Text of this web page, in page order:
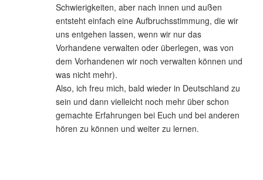
Schwierigkeiten, aber nach innen und außen
entsteht einfach eine Aufbruchsstimmung, die wir
uns entgehen lassen, wenn wir nur das
Vorhandene verwalten oder überlegen, was von
dem Vorhandenen wir noch verwalten können und
was nicht mehr).
Also, ich freu mich, bald wieder in Deutschland zu
sein und dann vielleicht noch mehr über schon
gemachte Erfahrungen bei Euch und bei anderen
hören zu können und weiter zu lernen.